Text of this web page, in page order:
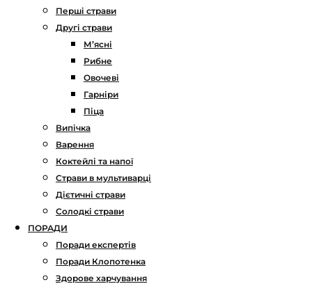
Перші страви
Другі страви
М’ясні
Рибне
Овочеві
Гарніри
Піца
Випічка
Варення
Коктейлі та напої
Страви в мультиварці
Дієтичні страви
Солодкі страви
ПОРАДИ
Поради експертів
Поради Клопотенка
Здорове харчування